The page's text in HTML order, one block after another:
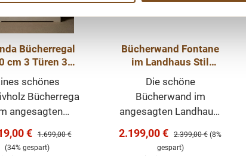
Bücherregal
cm 3 Türen 3
2 Regale
schönes
Bücherrega
angesagten
das
€ Regulärer Preis:
1.699,00 €
(34% gespart)
Bücherwand Fontane
im Landhaus Stil
200cm
Die schöne
Bücherwand im
angesagten Landhaus-
hochwertiges,
Verkaufspreis:
2.199,00 € Regulärer Preis:
2.399,00 € (8%
gespart)